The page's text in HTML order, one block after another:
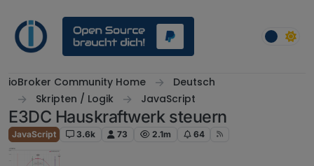
ioBroker Community Home
Deutsch
Skripten / Logik
JavaScript
E3DC Hauskraftwerk steuern
JavaScript 3.6k 73 2.1m 64